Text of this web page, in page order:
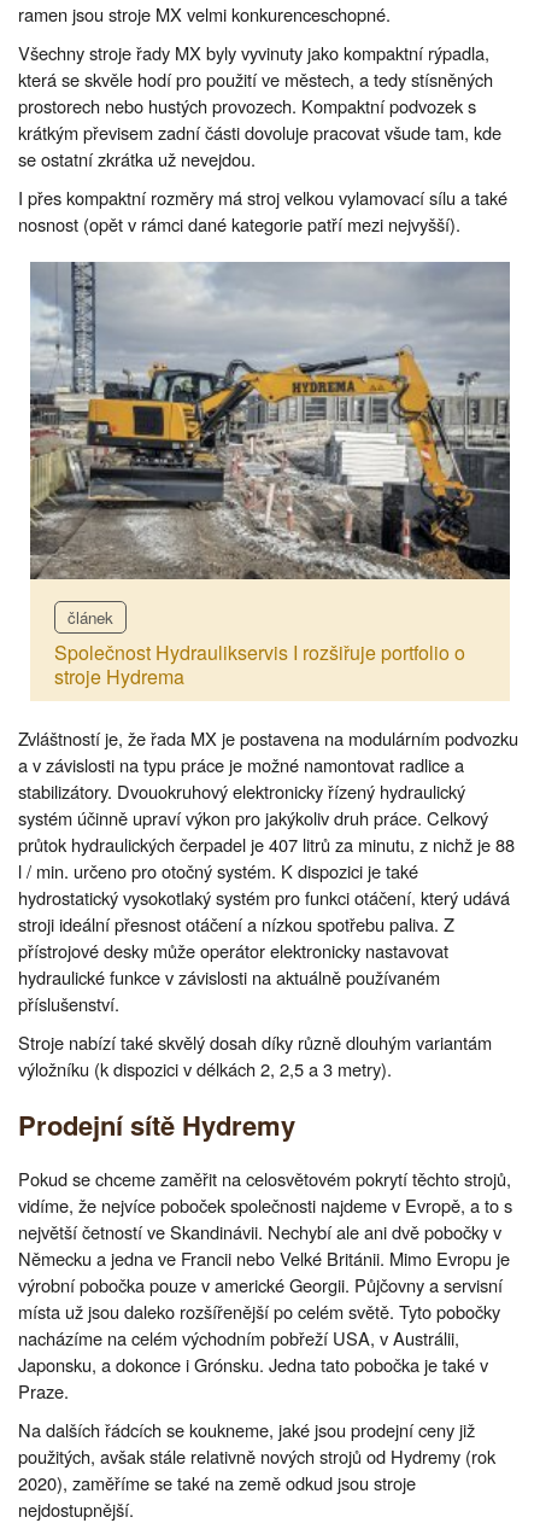
ramen jsou stroje MX velmi konkurenceschopné.
Všechny stroje řady MX byly vyvinuty jako kompaktní rýpadla,
která se skvěle hodí pro použití ve městech, a tedy stísněných
prostorech nebo hustých provozech. Kompaktní podvozek s
krátkým převisem zadní části dovoluje pracovat všude tam, kde
se ostatní zkrátka už nevejdou.
I přes kompaktní rozměry má stroj velkou vylamovací sílu a také
nosnost (opět v rámci dané kategorie patří mezi nejvyšší).
článek
Společnost Hydraulikservis I rozšiřuje portfolio o
stroje Hydrema
Zvláštností je, že řada MX je postavena na modulárním podvozku
a v závislosti na typu práce je možné namontovat radlice a
stabilizátory. Dvouokruhový elektronicky řízený hydraulický
systém účinně upraví výkon pro jakýkoliv druh práce. Celkový
průtok hydraulických čerpadel je 407 litrů za minutu, z nichž je 88
l / min. určeno pro otočný systém. K dispozici je také
hydrostatický vysokotlaký systém pro funkci otáčení, který udává
stroji ideální přesnost otáčení a nízkou spotřebu paliva. Z
přístrojové desky může operátor elektronicky nastavovat
hydraulické funkce v závislosti na aktuálně používaném
příslušenství.
Stroje nabízí také skvělý dosah díky různě dlouhým variantám
výložníku (k dispozici v délkách 2, 2,5 a 3 metry).
Prodejní sítě Hydremy
Pokud se chceme zaměřit na celosvětovém pokrytí těchto strojů,
vidíme, že nejvíce poboček společnosti najdeme v Evropě, a to s
největší četností ve Skandinávii. Nechybí ale ani dvě pobočky v
Německu a jedna ve Francii nebo Velké Británii. Mimo Evropu je
výrobní pobočka pouze v americké Georgii. Půjčovny a servisní
místa už jsou daleko rozšířenější po celém světě. Tyto pobočky
nacházíme na celém východním pobřeží USA, v Austrálii,
Japonsku, a dokonce i Grónsku. Jedna tato pobočka je také v
Praze.
Na dalších řádcích se koukneme, jaké jsou prodejní ceny již
použitých, avšak stále relativně nových strojů od Hydremy (rok
2020), zaměříme se také na země odkud jsou stroje
nejdostupnější.